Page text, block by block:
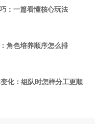
：一篇看懂核心玩法
角色培养顺序怎么排
化：组队时怎样分工更顺